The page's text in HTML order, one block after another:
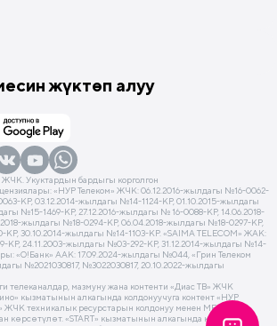
кызматтары
конкурстарды өткөрүүнүн шарттары
жүктөп алуу
ЖЧК. Укуктардын бардыгы корголгон
«НУР Телеком» ЖЧК: 06.12.2016-жылдагы №16-0062-
КР, 03.12.2014-жылдагы №14-1124-КР, 01.10.2015-жылдагы
№15-1469-КР, 27.12.2016-жылдагы № 16-0088-КР, 14.06.2018-
жылдагы №18-0294-КР, 06.04.2018-жылдагы №18-0297-КР,
КР, 30.10.2014-жылдагы №14-1103-КР. «SAIMA TELECOM» ЖАК:
КР, 24.11.2003-жылдагы №03-292-КР, 31.12.2014-жылдагы №14-
«О!Банк» ААК: 17.09.2024-жылдагы №044, «Грин Телеком
№2021030817, №3022030817, 20.10.2022-жылдагы
телеканалдар, мазмуну жана контенти «Диас ТВ» ЖЧК
кызматынын алкагында колдонуучуга контент «НУР
техникалык ресурстарын колдонуу менен MEGOGO
көрсөтүлөт. «START» кызматынын алкагында контентке